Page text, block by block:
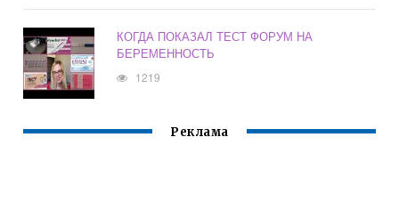
КОГДА ПОКАЗАЛ ТЕСТ ФОРУМ НА
БЕРЕМЕННОСТЬ
1219
Реклама